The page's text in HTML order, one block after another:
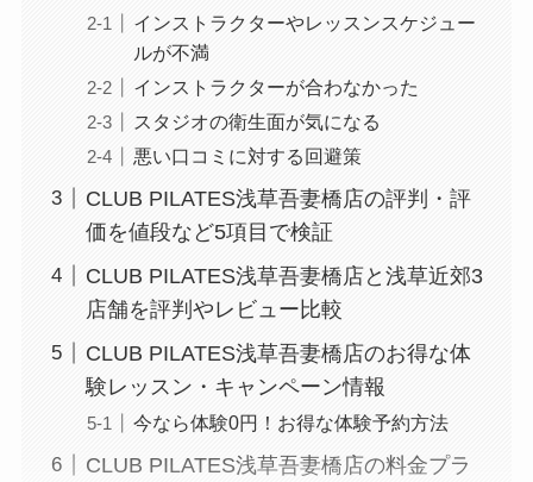
インストラクターやレッスンスケジュー
ルが不満
インストラクターが合わなかった
スタジオの衛生面が気になる
悪い口コミに対する回避策
CLUB PILATES浅草吾妻橋店の評判・評
価を値段など5項目で検証
CLUB PILATES浅草吾妻橋店と浅草近郊3
店舗を評判やレビュー比較
CLUB PILATES浅草吾妻橋店のお得な体
験レッスン・キャンペーン情報
今なら体験0円！お得な体験予約方法
CLUB PILATES浅草吾妻橋店の料金プラ